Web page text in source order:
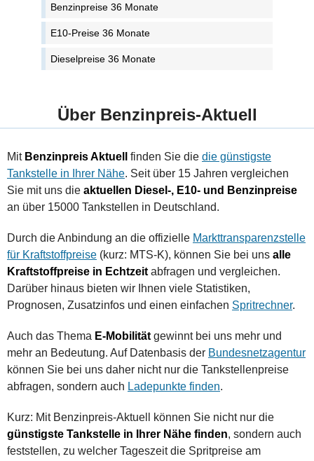
Benzinpreise 36 Monate
E10-Preise 36 Monate
Dieselpreise 36 Monate
Über Benzinpreis-Aktuell
Mit Benzinpreis Aktuell finden Sie die die günstigste
Tankstelle in Ihrer Nähe. Seit über 15 Jahren vergleichen
Sie mit uns die aktuellen Diesel-, E10- und Benzinpreise
an über 15000 Tankstellen in Deutschland.
Durch die Anbindung an die offizielle Markttransparenzstelle
für Kraftstoffpreise (kurz: MTS-K), können Sie bei uns alle
Kraftstoffpreise in Echtzeit abfragen und vergleichen.
Darüber hinaus bieten wir Ihnen viele Statistiken,
Prognosen, Zusatzinfos und einen einfachen Spritrechner.
Auch das Thema E-Mobilität gewinnt bei uns mehr und
mehr an Bedeutung. Auf Datenbasis der Bundesnetzagentur
können Sie bei uns daher nicht nur die Tankstellenpreise
abfragen, sondern auch Ladepunkte finden.
Kurz: Mit Benzinpreis-Aktuell können Sie nicht nur die
günstigste Tankstelle in Ihrer Nähe finden, sondern auch
feststellen, zu welcher Tageszeit die Spritpreise am